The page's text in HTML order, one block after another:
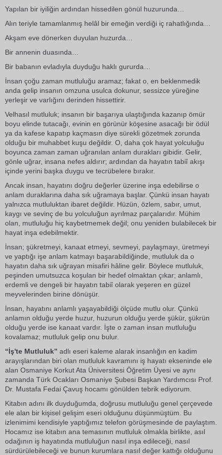
Yapılan bir iyiliğin ardından hissedilen gönül huzurunda…
Alın teriyle tamamlanmış helâl bir emeğin verdiği iç rahatlığında…
Akşam eve dönerken duyulan huzurda…
Bir annenin duasında…
Bir babanın evladıyla duyduğu haklı gururda…
İnsan çoğu zaman mutluluğu aramaz; fakat o, en beklenmedik
anda gelip insanın omzuna usulca dokunur, sessizce yüreğine
yerleşir ve varlığını derinden hissettirir.
Velhasıl mutluluk; insanın bir başarıya ulaştığında kazanıp ömür
boyu elinde tutacağı, evinin en görünür köşesine asacağı bir ödül
ya da kafese kapatıp kaçmasın diye sürekli gözetmek zorunda
olduğu bir muhabbet kuşu değildir. O, daha çok hayat yolculuğu
boyunca zaman zaman uğranılan anlam durakları gibidir. Gelir,
gönle uğrar, insana nefes aldırır; ardından da hayatın tabiî akışı
içinde yerini başka duygu ve tecrübelere bırakır.
Ancak insan, hayatını doğru değerler üzerine inşa edebilirse o
anlam duraklarına daha sık uğramaya başlar. Çünkü insan hayatı
yalnızca mutluluktan ibaret değildir. Hüzün, özlem, sabır, umut,
kaygı ve sevinç de bu yolculuğun ayrılmaz parçalarıdır. Mühim
olan, mutluluğu hiç kaybetmemek değil; onu yeniden bulabilecek bir
hayat inşa edebilmektir.
İnsan; şükretmeyi, kanaat etmeyi, sevmeyi, paylaşmayı, üretmeyi
ve yaptığı işe anlam katmayı başarabildiğinde, mutluluk da o
hayatın daha sık uğrayan misafiri hâline gelir. Böylece mutluluk,
peşinden umutsuzca koşulan bir hedef olmaktan çıkar; anlamlı,
erdemli ve dengeli bir hayatın tabiî olarak yeşeren en güzel
meyvelerinden birine dönüşür.
İnsan, hayatını anlamlı yaşayabildiği ölçüde mutlu olur. Çünkü
anlamın olduğu yerde huzur, huzurun olduğu yerde şükür, şükrün
olduğu yerde ise kanaat vardır. İşte o zaman insan mutluluğu
kovalamaz; mutluluk gelip onu bulur.
“İş'te Mutluluk” adlı eseri kaleme alarak insanlığın en kadim
arayışlarından biri olan mutluluk kavramını iş hayatı ekseninde ele
alan Osmaniye Korkut Ata Üniversitesi Öğretim Üyesi ve aynı
zamanda Türk Ocakları Osmaniye Şubesi Başkan Yardımcısı Prof.
Dr. Mustafa Fedai Çavuş hocamı gönülden tebrik ediyorum.
Kitabın adını ilk duyduğumda, doğrusu mutluluğu genel çerçevede
ele alan bir kişisel gelişim eseri olduğunu düşünmüştüm. Bu
izlenimimi kendisiyle yaptığımız telefon görüşmesinde de paylaştım.
Hocamız ise kitabın ana temasının mutluluk olmakla birlikte, asıl
odağının iş hayatında mutluluğun nasıl inşa edileceği, nasıl
sürdürülebileceği ve bunun kurumlara nasıl değer kattığı olduğunu